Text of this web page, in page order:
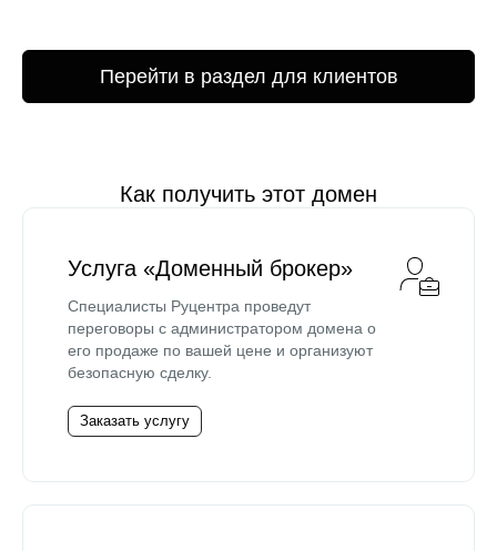
Перейти в раздел для клиентов
Как получить этот домен
Услуга «Доменный брокер»
Специалисты Руцентра проведут
переговоры с администратором домена о
его продаже по вашей цене и организуют
безопасную сделку.
Заказать услугу